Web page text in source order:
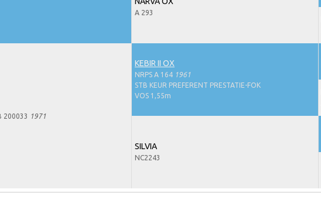
A 293
200033
1971
KEBIR II OX
NRPS A 164 1961
STB KEUR PREFERENT PRESTATIE-FOK
VOS 1,55m
SILVIA
NC2243